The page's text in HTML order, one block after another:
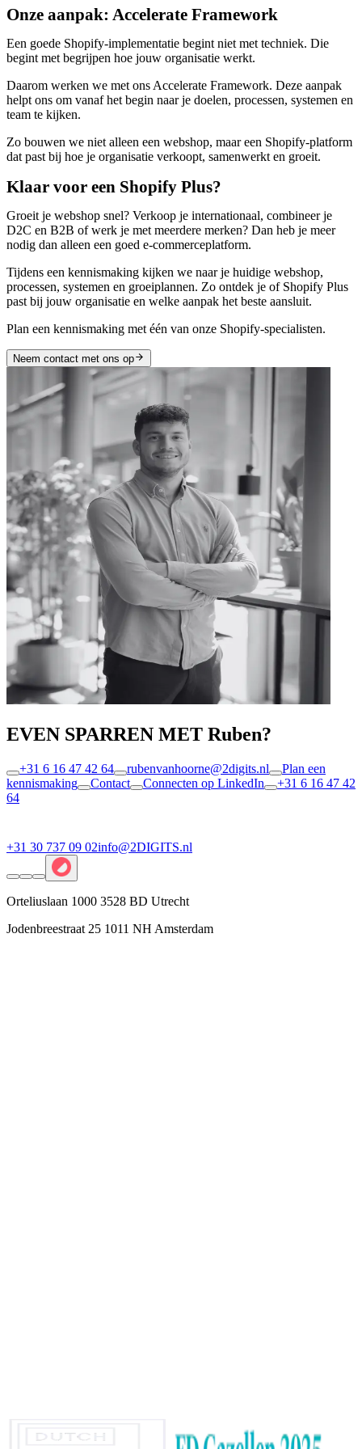
Onze aanpak: Accelerate Framework
Een goede Shopify-implementatie begint niet met techniek. Die
begint met begrijpen hoe jouw organisatie werkt.
Daarom werken we met ons Accelerate Framework. Deze aanpak
helpt ons om vanaf het begin naar je doelen, processen, systemen en
team te kijken.
Zo bouwen we niet alleen een webshop, maar een Shopify-platform
dat past bij hoe je organisatie verkoopt, samenwerkt en groeit.
Klaar voor een Shopify Plus?
Groeit je webshop snel? Verkoop je internationaal, combineer je
D2C en B2B of werk je met meerdere merken? Dan heb je meer
nodig dan alleen een goed e-commerceplatform.
Tijdens een kennismaking kijken we naar je huidige webshop,
processen, systemen en groeiplannen. Zo ontdek je of Shopify Plus
past bij jouw organisatie en welke aanpak het beste aansluit.
Plan een kennismaking met één van onze Shopify-specialisten.
Neem contact met ons op
EVEN SPARREN MET Ruben?
+31 6 16 47 42 64 rubenvanhoorne@2digits.nl
Plan een
kennismaking
Contact Connecten op LinkedIn
+31 6 16 47 42
64
+31 30 737 09 02info@2DIGITS.nl
Orteliuslaan 1000 3528 BD Utrecht
Jodenbreestraat 25 1011 NH Amsterdam